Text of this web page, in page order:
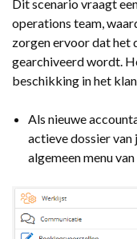
Dit scenario vraagt
operations team,
zorgen ervoor dat het
gearchiveerd wordt.
beschikking in het
Als nieuwe
actieve dossier van
algemeen menu